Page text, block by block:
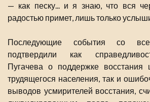
— как песку... и я знаю, что вся
радостью примет, лишь только
Последующие события со
подтвердили как
Пугачева о поддержке восстания
трудящегося населения, так и
выводов усмирителей восстания,